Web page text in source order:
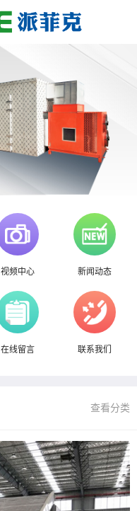
视频中心 新闻动态
在线留言 联系我们
查看分类